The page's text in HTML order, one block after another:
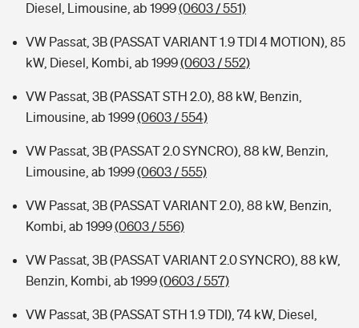
Diesel, Limousine, ab 1999(0603 / 551)
VW Passat, 3B (PASSAT VARIANT 1.9 TDI 4 MOTION), 85
kW, Diesel, Kombi, ab 1999(0603 / 552)
VW Passat, 3B (PASSAT STH 2.0), 88 kW, Benzin,
Limousine, ab 1999(0603 / 554)
VW Passat, 3B (PASSAT 2.0 SYNCRO), 88 kW, Benzin,
Limousine, ab 1999(0603 / 555)
VW Passat, 3B (PASSAT VARIANT 2.0), 88 kW, Benzin,
Kombi, ab 1999(0603 / 556)
VW Passat, 3B (PASSAT VARIANT 2.0 SYNCRO), 88 kW,
Benzin, Kombi, ab 1999(0603 / 557)
VW Passat, 3B (PASSAT STH 1.9 TDI), 74 kW, Diesel,